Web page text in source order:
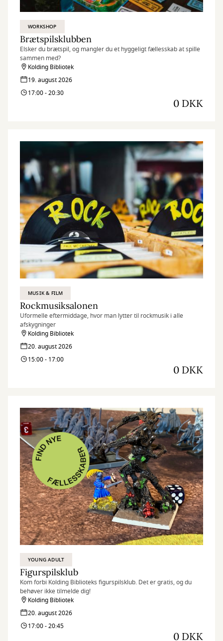
WORKSHOP
Brætspilsklubben
Elsker du brætspil, og mangler du et hyggeligt fællesskab at spille
sammen med?
Kolding Bibliotek
19. august 2026
17:00 - 20:30
0 DKK
MUSIK & FILM
Rockmusiksalonen
Uformelle eftermiddage, hvor man lytter til rockmusik i alle
afskygninger
Kolding Bibliotek
20. august 2026
15:00 - 17:00
0 DKK
YOUNG ADULT
Figurspilsklub
Kom forbi Kolding Biblioteks figurspilsklub. Det er gratis, og du
behøver ikke tilmelde dig!
Kolding Bibliotek
20. august 2026
17:00 - 20:45
0 DKK